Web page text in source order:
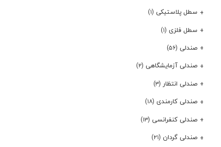
سطل پلاستیکی (۱)
سطل فلزی (۱)
صندلی (۵۶)
صندلی آزمایشگاهی (۲)
صندلی انتظار (۳)
صندلی کارمندی (۱۸)
صندلی کنفرانسی (۱۳)
صندلی گردان (۲۱)